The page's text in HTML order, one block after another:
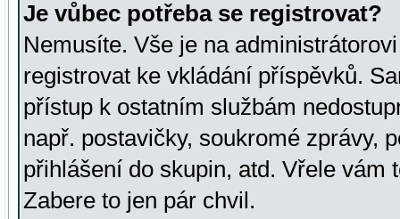
Je vůbec potřeba se registrovat?
Nemusíte. Vše je na
registrovat ke vkládání příspěvků.
přístup k ostatním službám
např. postavičky, soukromé zprávy,
přihlášení do skupin, atd. Vřele vám
Zabere to jen pár chvil.